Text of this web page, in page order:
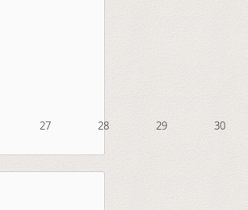
27 28 29
30